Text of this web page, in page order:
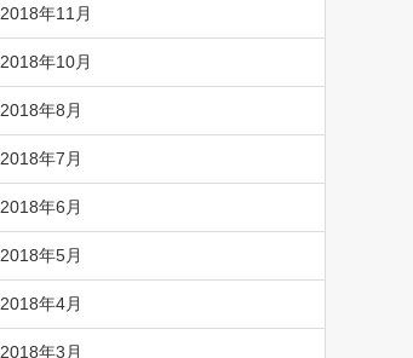
2018年11月
2018年10月
2018年8月
2018年7月
2018年6月
2018年5月
2018年4月
2018年3月